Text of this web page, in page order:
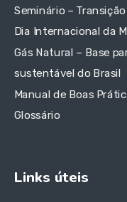
Seminário –
Dia Internacional da
Gás Natural – Base
sustentável do Brasil
Manual de Boas
Glossário
Links úteis